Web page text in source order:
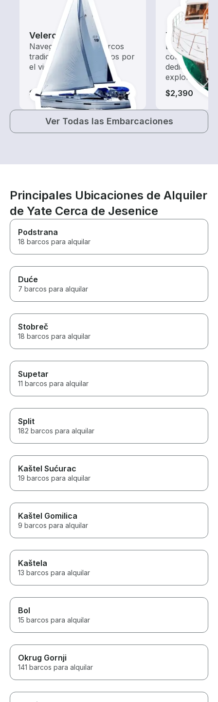
Veleros
Navega con estos barcos
tradicionales impulsados por
el viento.
$385-$3,165
Tours
Explora las
con un
dedicado a
exploración.
$2,390
Ver Todas las Embarcaciones
Principales Ubicaciones de Alquiler
de Yate Cerca de Jesenice
Podstrana
18 barcos para alquilar
Duće
7 barcos para alquilar
Stobreč
18 barcos para alquilar
Supetar
11 barcos para alquilar
Split
182 barcos para alquilar
Kaštel Sućurac
19 barcos para alquilar
Kaštel Gomilica
9 barcos para alquilar
Kaštela
13 barcos para alquilar
Bol
15 barcos para alquilar
Okrug Gornji
141 barcos para alquilar